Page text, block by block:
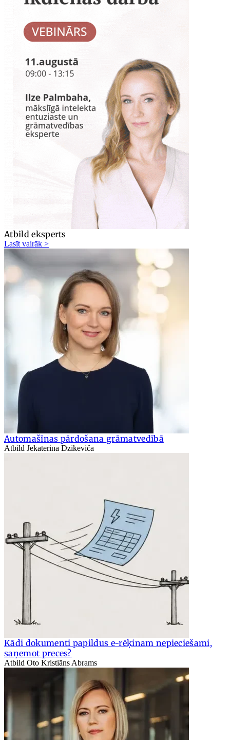
Atbild eksperts
Lasīt vairāk >
Automašīnas pārdošana grāmatvedībā
Atbild Jekaterina Dzikeviča
Kādi dokumenti papildus e-rēķinam nepieciešami,
saņemot preces?
Atbild Oto Kristiāns Abrams